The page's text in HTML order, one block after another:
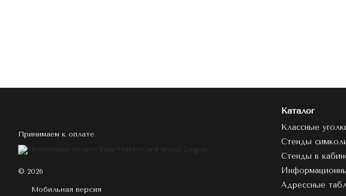
Принимаем к оплате
© 2026
Мобильная версия
Каталог
Классные
Стенды
Стенды в
Адрессные